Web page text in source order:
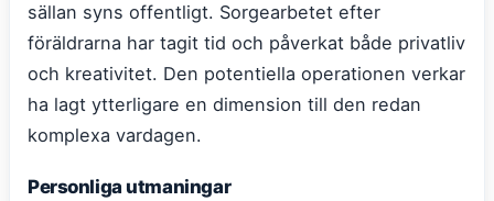
sällan syns offentligt. Sorgearbetet efter
föräldrarna har tagit tid och påverkat både privatliv
och kreativitet. Den potentiella operationen verkar
ha lagt ytterligare en dimension till den redan
komplexa vardagen.
Personliga utmaningar